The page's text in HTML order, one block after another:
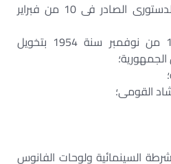
بعد الاطلاع على الإعلان الدستورى الصادر فى 10 من فبراير
وعلى القرار الصادر فى 17 من نوفمبر سنة 1954 بتخويل
القومى؛
السينمائية ولوحات الفانوس